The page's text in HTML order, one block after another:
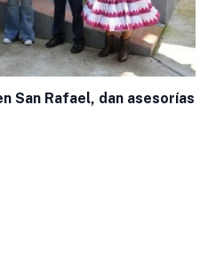
San Rafael, dan asesorías